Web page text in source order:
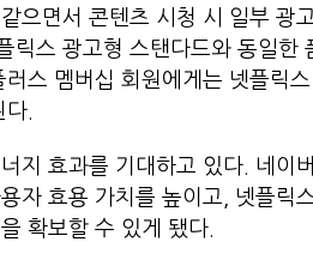
으면서 콘텐츠 시청 시 일부 광
릭스 광고형 스탠다드와 동일한
스 멤버십 회원에게는 넷플릭
.
지 효과를 기대하고 있다. 네이
자 효용 가치를 높이고, 넷플릭
확보할 수 있게 됐다.